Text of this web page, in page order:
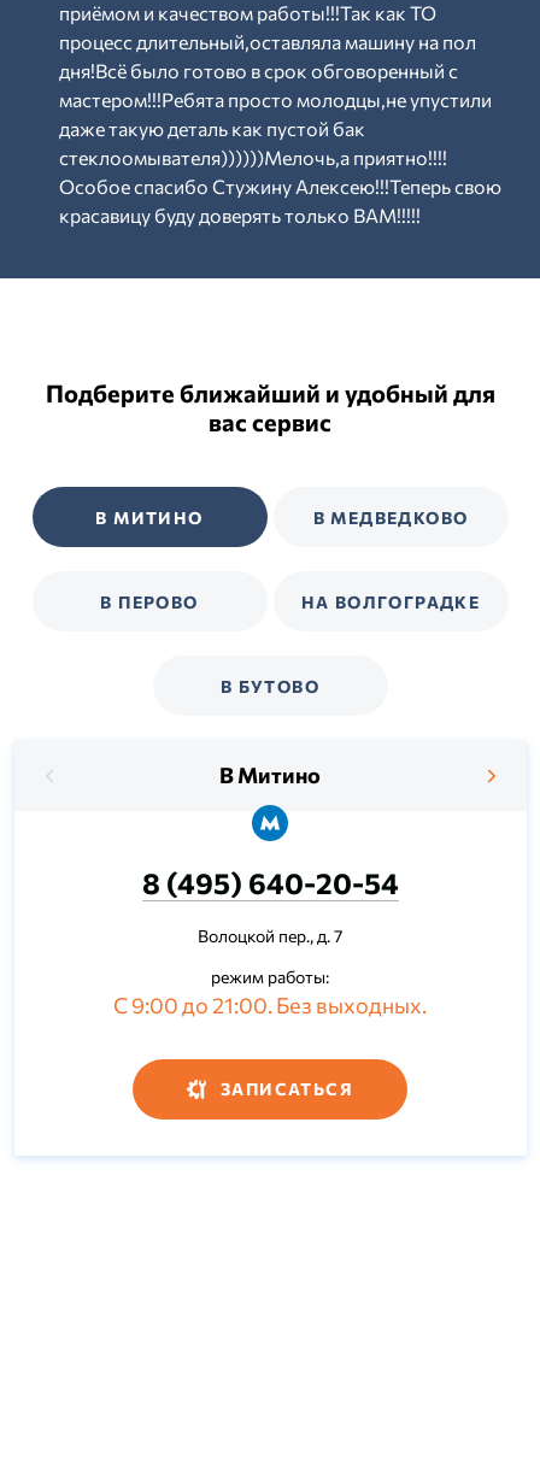
приёмом и качеством работы!!!Так как ТО
процесс длительный,оставляла машину на пол
дня!Всё было готово в срок обговоренный с
мастером!!!Ребята просто молодцы,не упустили
даже такую деталь как пустой бак
стеклоомывателя))))))Мелочь,а приятно!!!!
Особое спасибо Стужину Алексею!!!Теперь свою
красавицу буду доверять только ВАМ!!!!!
Подберите ближайший и удобный для
вас сервис
В МИТИНО В МЕДВЕДКОВО
В ПЕРОВО НА ВОЛГОГРАДКЕ
В БУТОВО
В Митино
8 (495) 640-20-54
Волоцкой пер., д. 7
режим работы:
С 9:00 до 21:00. Без выходных.
ЗАПИСАТЬСЯ